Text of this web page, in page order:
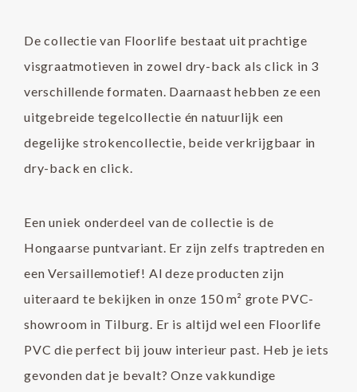
De collectie van Floorlife bestaat uit prachtige
visgraatmotieven in zowel dry-back als click in 3
verschillende formaten. Daarnaast hebben ze een
uitgebreide tegelcollectie én natuurlijk een
degelijke strokencollectie, beide verkrijgbaar in
dry-back en click.
Een uniek onderdeel van de collectie is de
Hongaarse puntvariant. Er zijn zelfs traptreden en
een Versaillemotief! Al deze producten zijn
uiteraard te bekijken in onze 150 m² grote PVC-
showroom in Tilburg. Er is altijd wel een Floorlife
PVC die perfect bij jouw interieur past. Heb je iets
gevonden dat je bevalt? Onze vakkundige